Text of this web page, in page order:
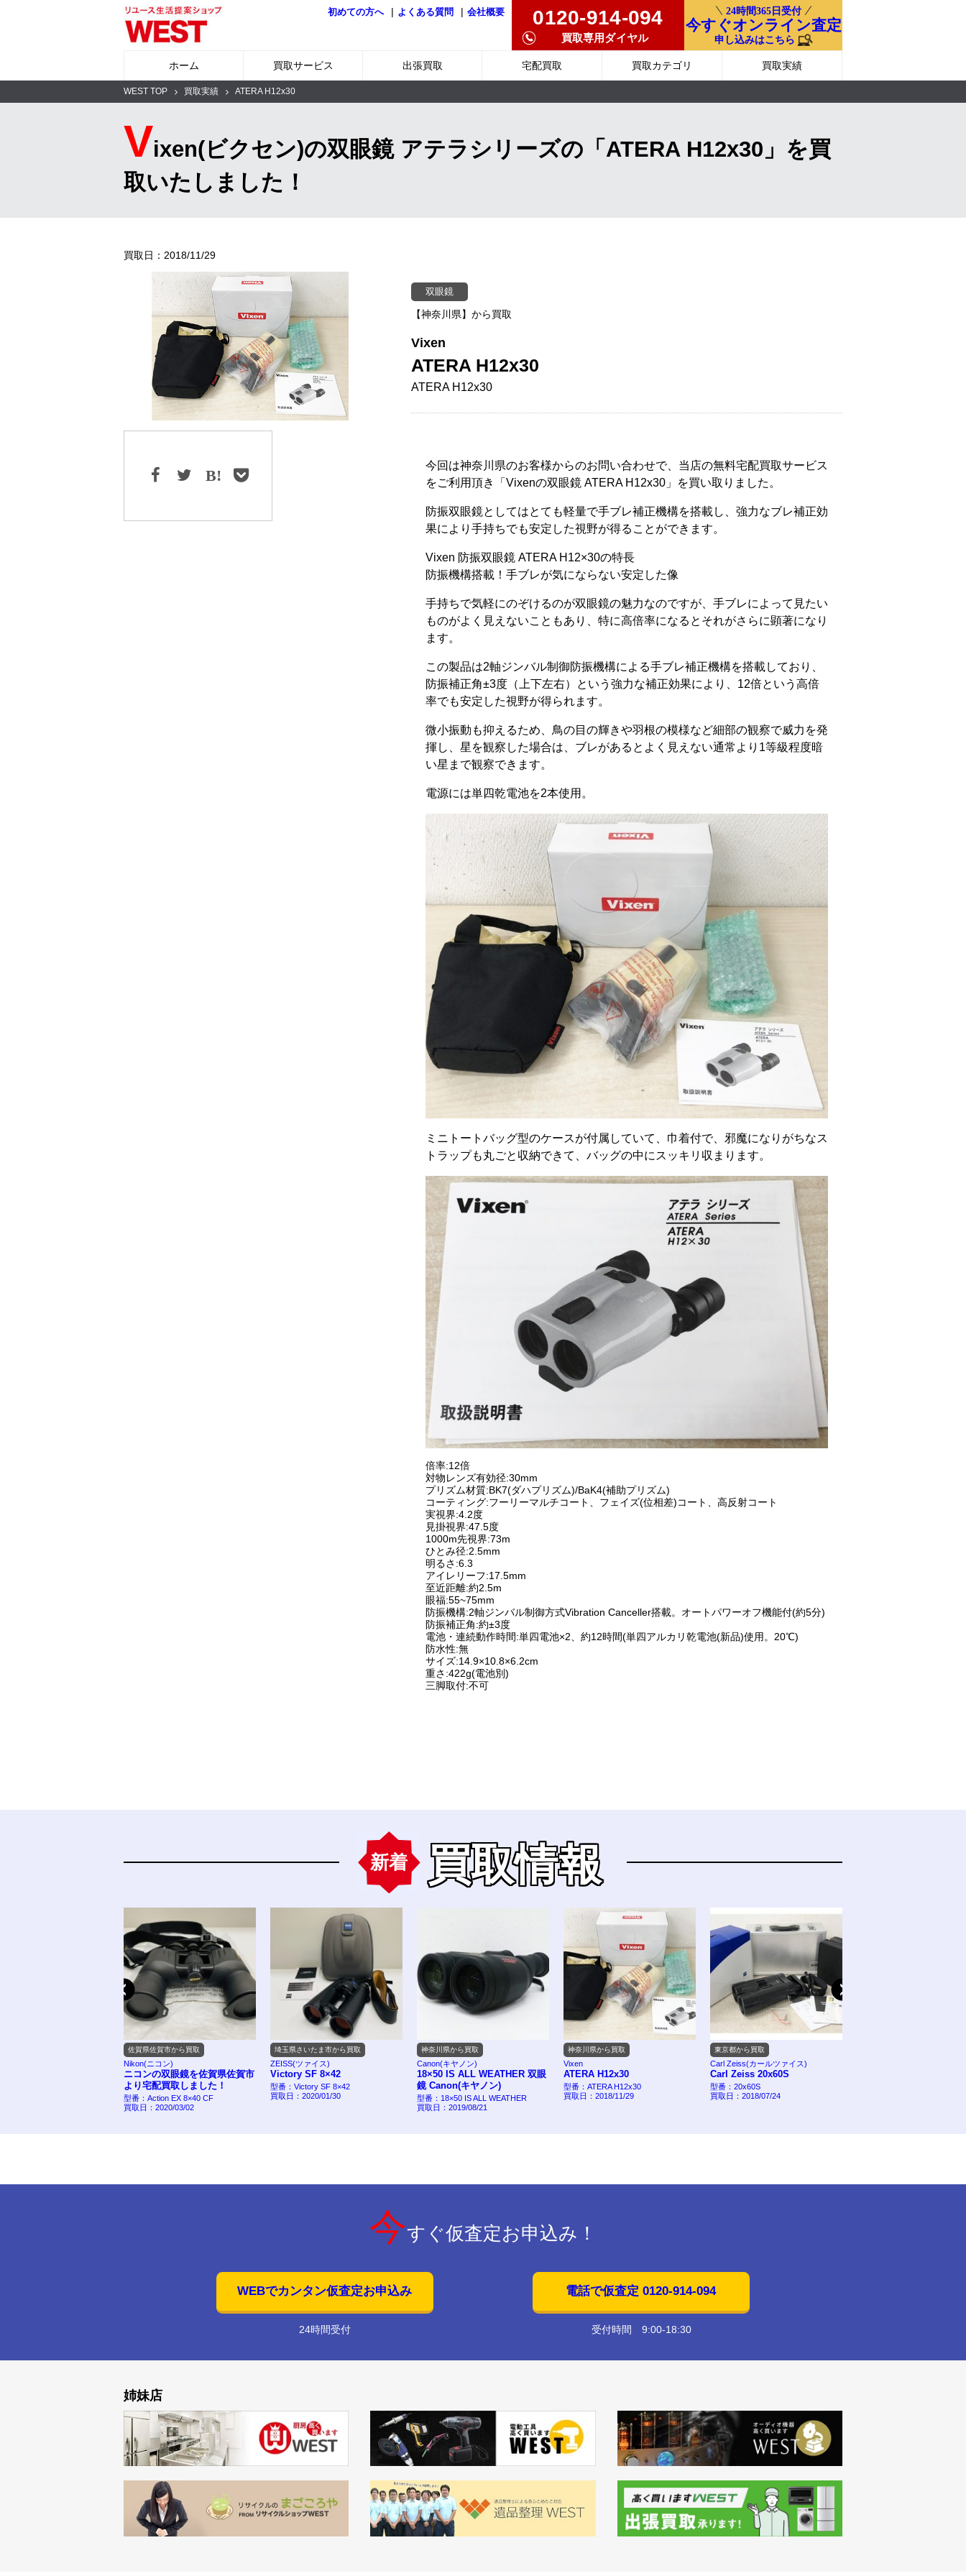
初めての方へ | よくある質問 | 会社概要 0120-914-094
買取専用ダイヤル
24時間365日受付
今すぐオンライン査定
申し込みはこちら
ホーム 買取サービス 出張買取 宅配買取 買取カテゴリ 買取実績
WEST TOP 買取実績 ATERA H12x30
Vixen(ビクセン)の双眼鏡 アテラシリーズの「ATERA H12x30」を買
取いたしました！
買取日：2018/11/29
双眼鏡
【神奈川県】から買取
Vixen
ATERA H12x30
ATERA H12x30
今回は神奈川県のお客様からのお問い合わせで、当店の無料宅配買取サービス
をご利用頂き「Vixenの双眼鏡 ATERA H12x30」を買い取りました。
防振双眼鏡としてはとても軽量で手ブレ補正機構を搭載し、強力なブレ補正効
果により手持ちでも安定した視野が得ることができます。
Vixen 防振双眼鏡 ATERA H12×30の特長
防振機構搭載！手ブレが気にならない安定した像
手持ちで気軽にのぞけるのが双眼鏡の魅力なのですが、手ブレによって見たい
ものがよく見えないこともあり、特に高倍率になるとそれがさらに顕著になり
ます。
この製品は2軸ジンバル制御防振機構による手ブレ補正機構を搭載しており、
防振補正角±3度（上下左右）という強力な補正効果により、12倍という高倍
率でも安定した視野が得られます。
微小振動も抑えるため、鳥の目の輝きや羽根の模様など細部の観察で威力を発
揮し、星を観察した場合は、ブレがあるとよく見えない通常より1等級程度暗
い星まで観察できます。
電源には単四乾電池を2本使用。
ミニトートバッグ型のケースが付属していて、巾着付で、邪魔になりがちなス
トラップも丸ごと収納できて、バッグの中にスッキリ収まります。
倍率:12倍
対物レンズ有効径:30mm
プリズム材質:BK7(ダハプリズム)/BaK4(補助プリズム)
コーティング:フーリーマルチコート、フェイズ(位相差)コート、高反射コート
実視界:4.2度
見掛視界:47.5度
1000m先視界:73m
ひとみ径:2.5mm
明るさ:6.3
アイレリーフ:17.5mm
至近距離:約2.5m
眼福:55~75mm
防振機構:2軸ジンバル制御方式Vibration Canceller搭載。オートパワーオフ機能付(約5分)
防振補正角:約±3度
電池・連続動作時間:単四電池×2、約12時間(単四アルカリ乾電池(新品)使用。20℃)
防水性:無
サイズ:14.9×10.8×6.2cm
重さ:422g(電池別)
三脚取付:不可
新着 買取情報
佐賀県佐賀市から買取
Nikon(ニコン)
ニコンの双眼鏡を佐賀県佐賀市
より宅配買取しました！
型番：Action EX 8×40 CF
買取日：2020/03/02
埼玉県さいたま市から買取
ZEISS(ツァイス)
Victory SF 8×42
型番：Victory SF 8×42
買取日：2020/01/30
神奈川県から買取
Canon(キヤノン)
18×50 IS ALL WEATHER 双眼
鏡 Canon(キヤノン)
型番：18×50 IS ALL WEATHER
買取日：2019/08/21
神奈川県から買取
Vixen
ATERA H12x30
型番：ATERA H12x30
買取日：2018/11/29
東京都から買取
Carl Zeiss(カールツァイス)
Carl Zeiss 20x60S
型番：20x60S
買取日：2018/07/24
今すぐ仮査定お申込み！
WEBでカンタン仮査定お申込み
24時間受付
電話で仮査定 0120-914-094
受付時間 9:00-18:30
姉妹店